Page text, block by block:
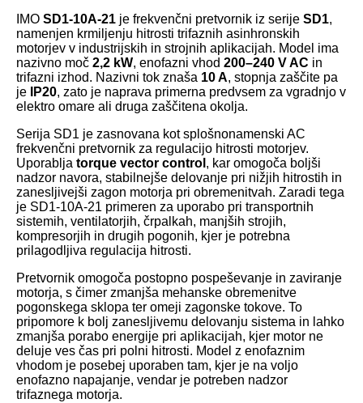
IMO SD1-10A-21 je frekvenčni pretvornik iz serije SD1,
namenjen krmiljenju hitrosti trifaznih asinhronskih
motorjev v industrijskih in strojnih aplikacijah. Model ima
nazivno moč 2,2 kW, enofazni vhod 200–240 V AC in
trifazni izhod. Nazivni tok znaša 10 A, stopnja zaščite pa
je
IP20, zato je naprava primerna predvsem za vgradnjo v
elektro omare ali druga zaščitena okolja.
Serija SD1 je zasnovana kot splošnonamenski AC
frekvenčni pretvornik za regulacijo hitrosti motorjev.
Uporablja torque vector control , kar omogoča boljši
nadzor navora, stabilnejše delovanje pri nižjih hitrostih in
zanesljivejši zagon motorja pri obremenitvah. Zaradi tega
je SD1-10A-21 primeren za uporabo pri transportnih
sistemih, ventilatorjih, črpalkah, manjših strojih,
kompresorjih in drugih pogonih, kjer je potrebna
prilagodljiva regulacija hitrosti.
Pretvornik omogoča postopno pospeševanje in zaviranje
motorja, s čimer zmanjša mehanske obremenitve
pogonskega sklopa ter omeji zagonske tokove. To
pripomore k bolj zanesljivemu delovanju sistema in lahko
zmanjša porabo energije pri aplikacijah, kjer motor ne
deluje ves čas pri polni hitrosti. Model z enofaznim
vhodom je posebej uporaben tam, kjer je na voljo
enofazno napajanje, vendar je potreben nadzor
trifaznega motorja.